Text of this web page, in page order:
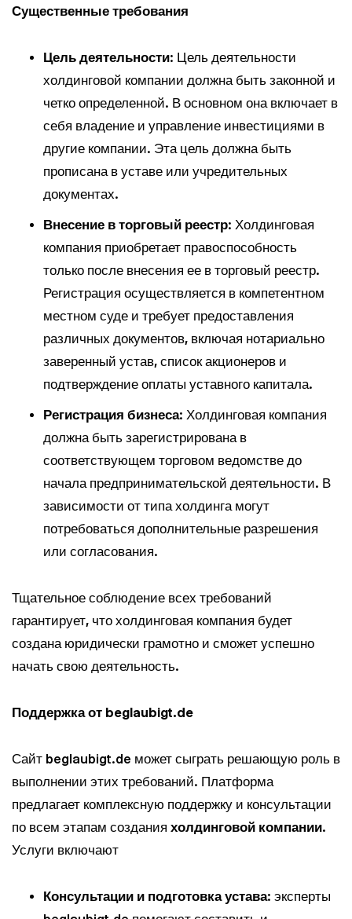
Существенные требования
Цель деятельности: Цель деятельности
холдинговой компании должна быть законной и
четко определенной. В основном она включает в
себя владение и управление инвестициями в
другие компании. Эта цель должна быть
прописана в уставе или учредительных
документах.
Внесение в торговый реестр: Холдинговая
компания приобретает правоспособность
только после внесения ее в торговый реестр.
Регистрация осуществляется в компетентном
местном суде и требует предоставления
различных документов, включая нотариально
заверенный устав, список акционеров и
подтверждение оплаты уставного капитала.
Регистрация бизнеса: Холдинговая компания
должна быть зарегистрирована в
соответствующем торговом ведомстве до
начала предпринимательской деятельности. В
зависимости от типа холдинга могут
потребоваться дополнительные разрешения
или согласования.
Тщательное соблюдение всех требований
гарантирует, что холдинговая компания будет
создана юридически грамотно и сможет успешно
начать свою деятельность.
Поддержка от beglaubigt.de
Сайт beglaubigt.de может сыграть решающую роль в
выполнении этих требований. Платформа
предлагает комплексную поддержку и консультации
по всем этапам создания холдинговой компании.
Услуги включают
Консультации и подготовка устава: эксперты